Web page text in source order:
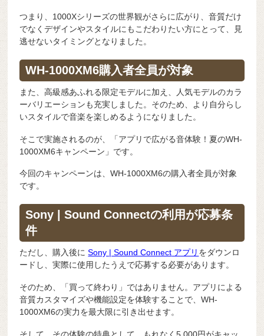
つまり、1000Xシリーズの世界観がさらに広がり、音質だけ
でなくデザインやスタイルにもこだわりたい方にとって、見
逃せないタイミングとなりました。
WH-1000XM6購入者全員が対象
また、高級感あふれる限定モデルに加え、人気モデルのカラ
ーバリエーションも充実しました。そのため、より自分らし
いスタイルで音楽を楽しめるようになりました。
そこで実施されるのが、「アプリで広がる音体験！夏のWH-
1000XM6キャンペーン」です。
今回のキャンペーンは、WH-1000XM6の購入者全員が対象
です。
Sony | Sound Connectの利用が応募条
件
ただし、購入後にSony | Sound Connect アプリ をダウンロ
ードし、実際に使用したうえで応募する必要があります。
そのため、「買って終わり」ではありません。アプリによる
音質カスタマイズや機能設定を体験することで、WH-
1000XM6の実力を最大限に引き出せます。